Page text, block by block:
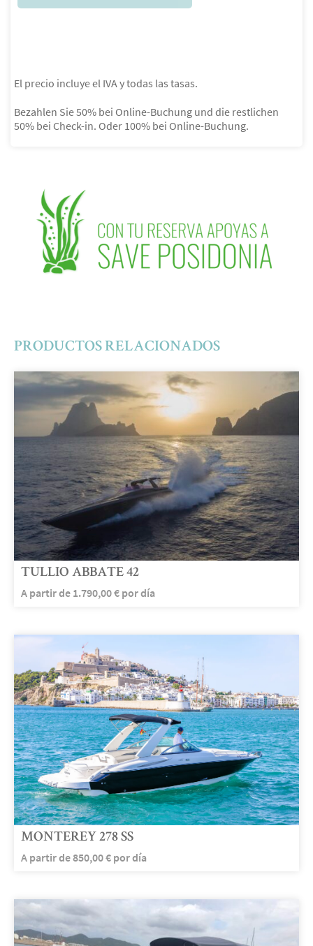
El precio incluye el IVA y todas las tasas.
Bezahlen Sie 50% bei Online-Buchung und die restlichen
50% bei Check-in. Oder 100% bei Online-Buchung.
PRODUCTOS RELACIONADOS
TULLIO ABBATE 42
A partir de 1.790,00€ por día
MONTEREY 278 SS
A partir de850,00€ por día